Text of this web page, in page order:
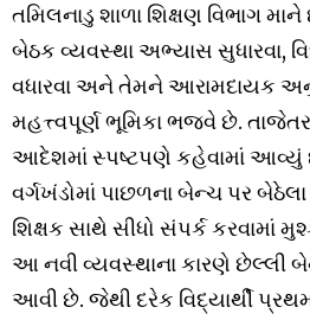
તમિલનાડુ શાળા શિક્ષણ વિભાગ
બેઠક વ્યવસ્થા અભ્યાસ સુધારવા,
વધારવા અને તેમને આરામદાયક
મહત્ત્વપૂર્ણ ભૂમિકા ભજવે છે.
આદેશમાં સ્પષ્ટપણે કહેવામાં આવ્યું
વર્ગખંડોમાં પાછળના બેન્ચ પર
શિક્ષક સાથે સીધો સંપર્ક કરવામાં
આ નવી વ્યવસ્થાના કારણે છેલ્લી
આવી છે. જેથી દરેક વિદ્યાર્થી